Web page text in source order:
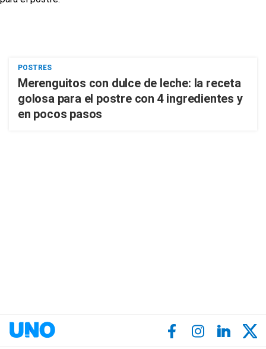
POSTRES
Merenguitos con dulce de leche: la receta
golosa para el postre con 4 ingredientes y
en pocos pasos